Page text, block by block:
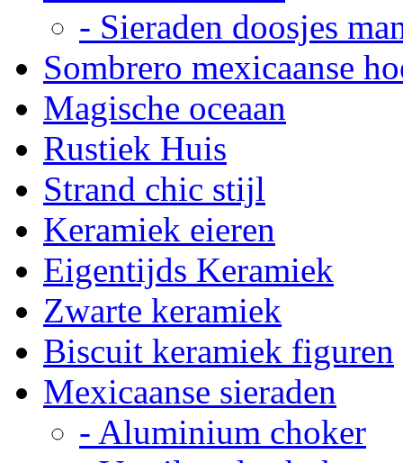
- Sieraden doosjes
Sombrero mexicaanse
Magische oceaan
Rustiek Huis
Strand chic stijl
Keramiek eieren
Eigentijds Keramiek
Zwarte keramiek
Biscuit keramiek figuren
Mexicaanse sieraden
- Aluminium choker